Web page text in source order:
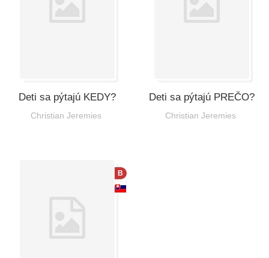
Deti sa pýtajú KEDY?
Christian Jeremies
Deti sa pýtajú PREČO?
Christian Jeremies
B